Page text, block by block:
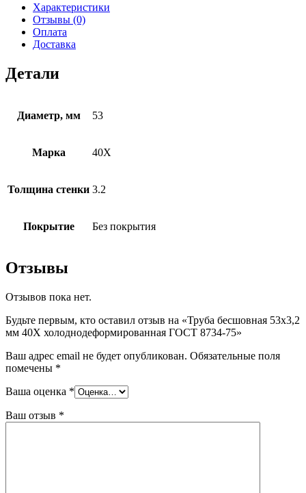
Характеристики
Отзывы (0)
Оплата
Доставка
Детали
Диаметр, мм 53
Марка 40Х
Толщина стенки 3.2
Покрытие Без покрытия
Отзывы
Отзывов пока нет.
Будьте первым, кто оставил отзыв на «Труба бесшовная 53х3,2
мм 40Х холоднодеформированная ГОСТ 8734-75»
Ваш адрес email не будет опубликован. Обязательные поля
помечены *
Ваша оценка *
Ваш отзыв *